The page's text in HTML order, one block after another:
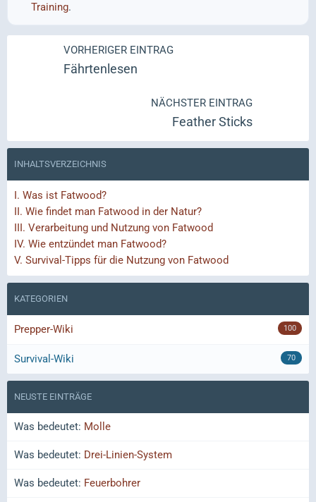
Training.
VORHERIGER EINTRAG
Fährtenlesen
NÄCHSTER EINTRAG
Feather Sticks
INHALTSVERZEICHNIS
I. Was ist Fatwood?
II. Wie findet man Fatwood in der Natur?
III. Verarbeitung und Nutzung von Fatwood
IV. Wie entzündet man Fatwood?
V. Survival-Tipps für die Nutzung von Fatwood
KATEGORIEN
Prepper-Wiki 100
Survival-Wiki 70
NEUSTE EINTRÄGE
Was bedeutet: Molle
Was bedeutet: Drei-Linien-System
Was bedeutet: Feuerbohrer